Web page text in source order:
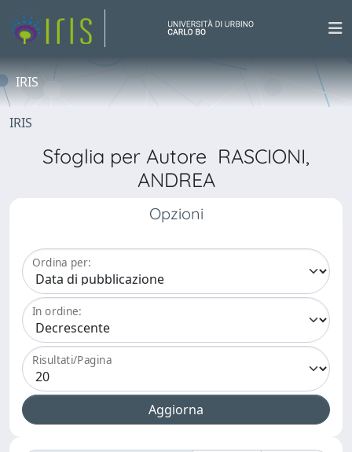
IRIS
IRIS
Sfoglia per Autore RASCIONI,
ANDREA
Opzioni
Ordina per:
In ordine:
Risultati/Pagina